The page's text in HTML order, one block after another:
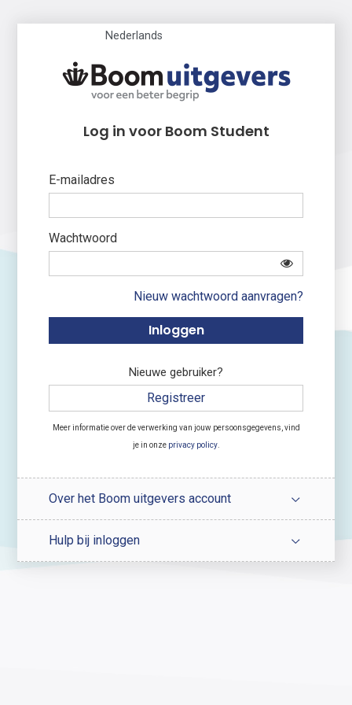
Nederlands
Log in voor Boom Student
E-mailadres
Wachtwoord
Nieuw wachtwoord aanvragen?
Nieuwe gebruiker?
Registreer
Meer informatie over de verwerking van jouw persoonsgegevens, vind
je in onze privacy policy.
Over het Boom uitgevers account
Hulp bij inloggen